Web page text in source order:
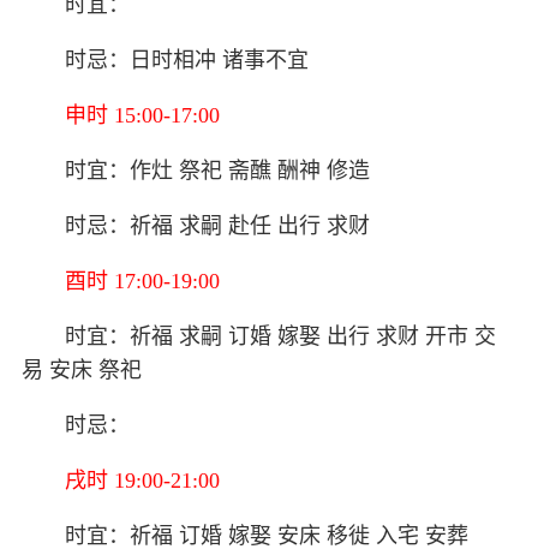
时忌：日时相冲 诸事不宜
申时 15:00-17:00
时宜：作灶 祭祀 斋醮 酬神 修造
时忌：祈福 求嗣 赴任 出行 求财
酉时 17:00-19:00
时宜：祈福 求嗣 订婚 嫁娶 出行 求财 开市 交
易 安床 祭祀
时忌：
戌时 19:00-21:00
时宜：祈福 订婚 嫁娶 安床 移徙 入宅 安葬